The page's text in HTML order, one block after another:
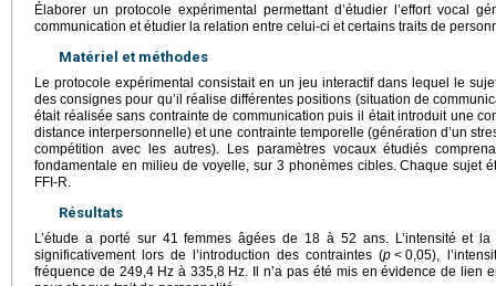
Élaborer un protocole expérimental permettant d’étudier l’effort vocal
communication et étudier la relation entre celui-ci et certains traits de
Matériel et méthodes
Le protocole expérimental consistait en un jeu interactif dans lequel le
des consignes pour qu’il réalise différentes positions (situation de
était réalisée sans contrainte de communication puis il était introduit une
distance interpersonnelle) et une contrainte temporelle (génération d’un
compétition avec les autres). Les paramètres vocaux étudiés
fondamentale en milieu de voyelle, sur 3 phonèmes cibles. Chaque sujet
FFI-R.
Résultats
L’étude a porté sur 41 femmes âgées de 18 à 52 ans. L’intensité et la
significativement lors de l’introduction des contraintes (p < 0,05),
fréquence de 249,4 Hz à 335,8 Hz. Il n’a pas été mis en évidence de lien